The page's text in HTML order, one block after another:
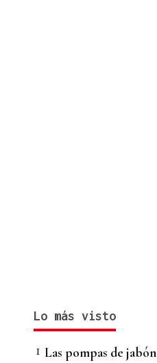
Lo más visto
Las pompas de jabón